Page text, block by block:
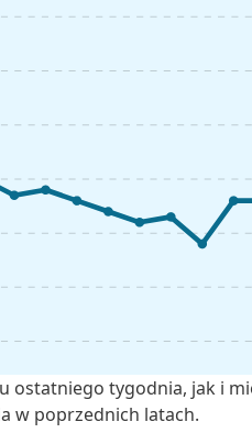
ostatniego tygodnia, jak i
w poprzednich latach.